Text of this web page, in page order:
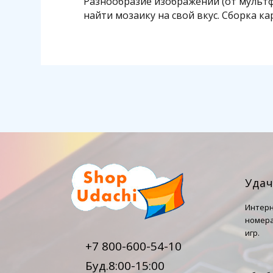
найти мозаику на свой вкус. Сборка
+7 800-600-54-10
Буд.8:00-15:00
игр.